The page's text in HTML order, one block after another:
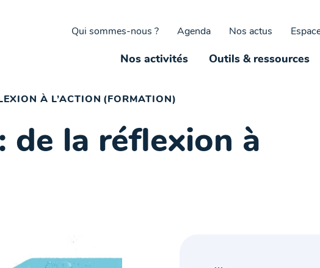
Qui sommes-nous ? Agenda Nos actus
Nos activités Outils & ressources
À L’ACTION (FORMATION)
de la réflexion à